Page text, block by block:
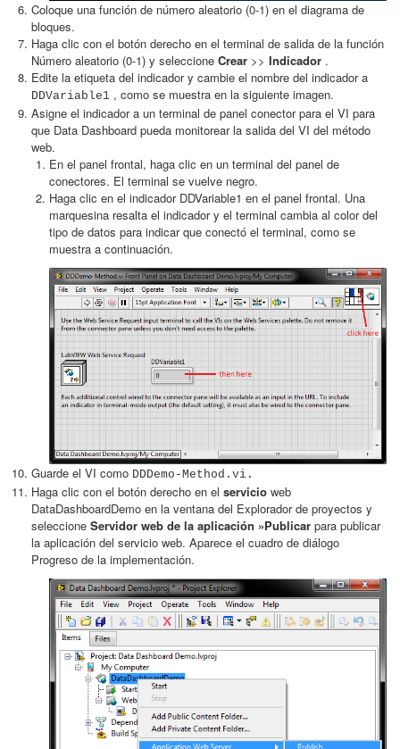
Coloque una función de número aleatorio (0-1) en el diagrama de
bloques.
Haga clic con el botón derecho en el terminal de salida de la función
Número aleatorio (0-1) y seleccione Crear >> Indicador .
Edite la etiqueta del indicador y cambie el nombre del indicador a
DDVariable1 , como se muestra en la siguiente imagen.
Asigne el indicador a un terminal de panel conector para el VI para
que Data Dashboard pueda monitorear la salida del VI del método
web.
En el panel frontal, haga clic en un terminal del panel de
conectores. El terminal se vuelve negro.
Haga clic en el indicador DDVariable1 en el panel frontal. Una
marquesina resalta el indicador y el terminal cambia al color del
tipo de datos para indicar que conectó el terminal, como se
muestra a continuación.
Guarde el VI como DDDemo-Method.vi.
Haga clic con el botón derecho en el servicio web
DataDashboardDemo en la ventana del Explorador de proyectos y
seleccione Servidor web de la aplicación »Publicar para publicar
la aplicación del servicio web. Aparece el cuadro de diálogo
Progreso de la implementación.